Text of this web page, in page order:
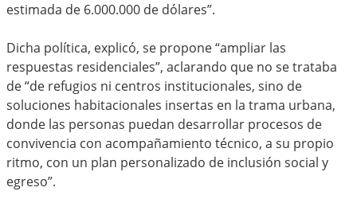
estimada de 6.000.000 de dólares”.
Dicha política, explicó, se propone “ampliar las
respuestas residenciales”, aclarando que no se trataba
de “de refugios ni centros institucionales, sino de
soluciones habitacionales insertas en la trama urbana,
donde las personas puedan desarrollar procesos de
convivencia con acompañamiento técnico, a su propio
ritmo, con un plan personalizado de inclusión social y
egreso”.